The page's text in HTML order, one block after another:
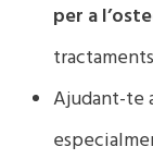
per a
Ajudant-te